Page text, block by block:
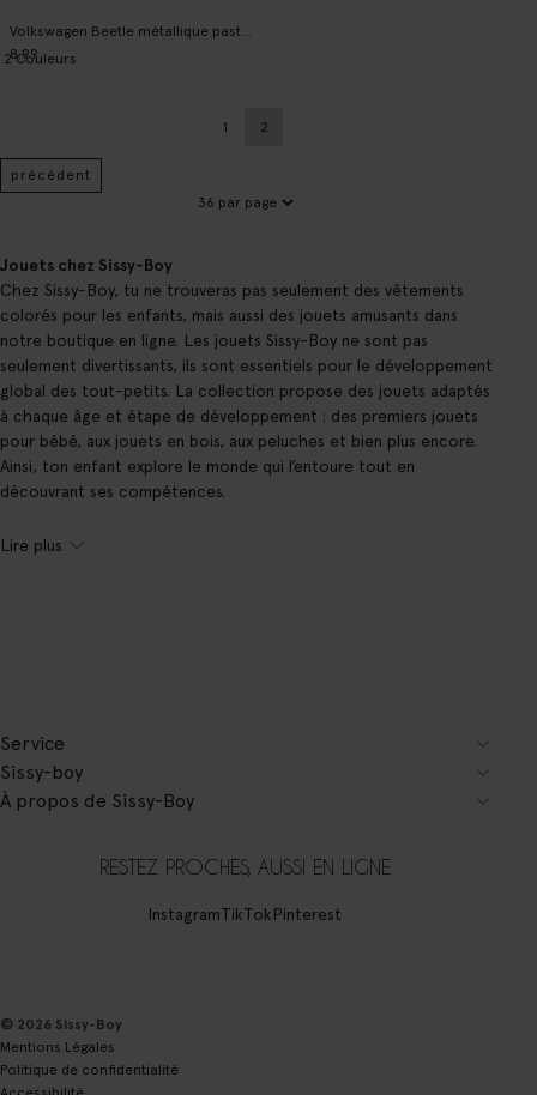
Volkswagen Beetle métallique pastel - bleu clair
8.99
2Couleurs
précédent
Précédent
1
Page actuelle
2
Jouets chez Sissy-Boy
Chez Sissy-Boy, tu ne trouveras pas seulement des vêtements
colorés pour les enfants, mais aussi des jouets amusants dans
notre boutique en ligne. Les jouets Sissy-Boy ne sont pas
seulement divertissants, ils sont essentiels pour le développement
global des tout-petits. La collection propose des jouets adaptés
à chaque âge et étape de développement : des premiers jouets
pour bébé, aux jouets en bois, aux peluches et bien plus encore.
Ainsi, ton enfant explore le monde qui l’entoure tout en
découvrant ses compétences.
Lire plus
Service
Sissy-boy
À propos de Sissy-Boy
RESTEZ PROCHES, AUSSI EN LIGNE
InstagramTikTokPinterest
© 2026 Sissy-Boy
Mentions Légales
Politique de confidentialité